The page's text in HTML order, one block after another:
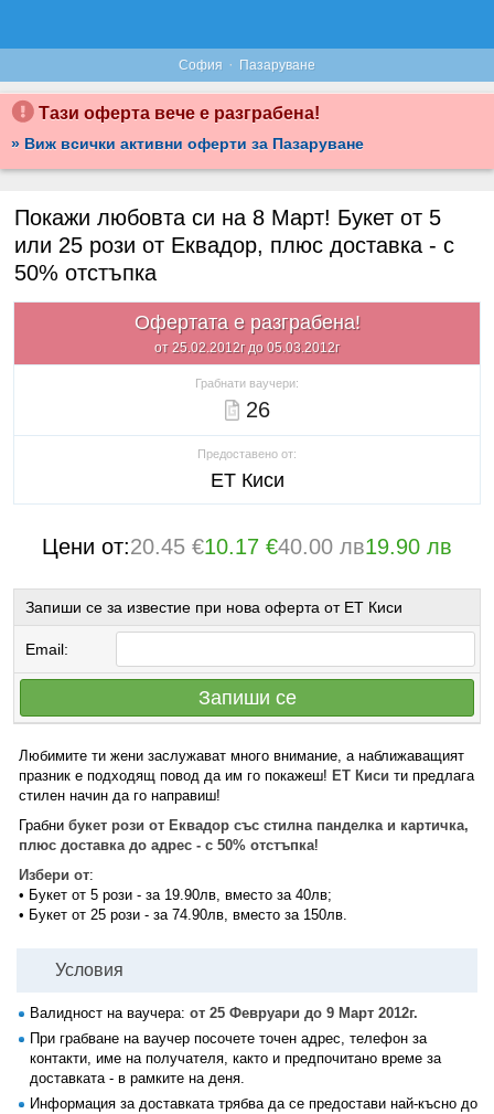
София · Пазаруване
Тази оферта вече е разграбена!
» Виж всички активни оферти за Пазаруване
Покажи любовта си на 8 Март! Букет от 5
или 25 рози от Еквадор, плюс доставка - с
50% отстъпка
Офертата е разграбена!
от 25.02.2012г до 05.03.2012г
Грабнати ваучери:
26
Предоставено от:
ЕТ Киси
Цени от:20.45 €10.17 €40.00 лв19.90 лв
Запиши се за известие при нова оферта от ЕТ Киси
Email:
Запиши се
Любимите ти жени заслужават много внимание, а наближаващият
празник е подходящ повод да им го покажеш! ЕТ Киси ти предлага
стилен начин да го направиш!
Грабни букет рози от Еквадор със стилна панделка и картичка,
плюс доставка до адрес - с 50% отстъпка!
Избери от:
• Букет от 5 рози - за 19.90лв, вместо за 40лв;
• Букет от 25 рози - за 74.90лв, вместо за 150лв.
Условия
Валидност на ваучера: от 25 Февруари до 9 Март 2012г.
При грабване на ваучер посочете точен адрес, телефон за
контакти, име на получателя, както и предпочитано време за
доставката - в рамките на деня.
Информация за доставката трябва да се предостави най-късно до